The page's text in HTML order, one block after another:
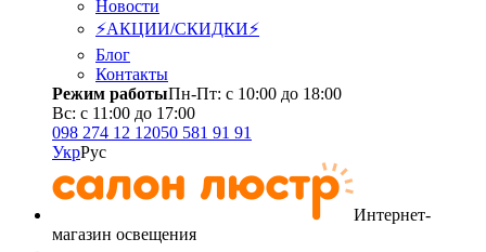
Новости
⚡АКЦИИ/СКИДКИ⚡
Блог
Контакты
Режим работыПн-Пт: с 10:00 до 18:00
Вс: с 11:00 до 17:00
098 274 12 12050 581 91 91
УкрРус
Интернет-
магазин освещения